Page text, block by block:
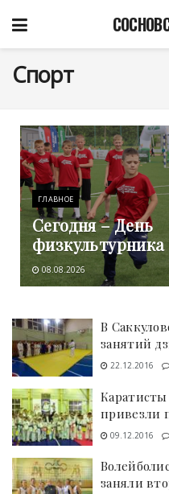
Спорт
ГЛАВНОЕ
Сегодня – День
физкультурника
08.08.2026
В
занятий
22.12.2016
Каратисты
привезли
09.12.2016
заняли